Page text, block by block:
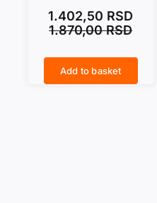
1.870,00RSD
1.402,50 RSD
Add to basket